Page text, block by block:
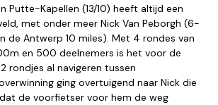
Putte-Kapellen (13/10) heeft altijd een
met onder meer Nick Van Peborgh (6-
de Antwerp 10 miles). Met 4 rondes van
en 500 deelnemers is het voor de
rondjes al navigeren tussen
ging overtuigend naar Nick die
de voorfietser voor hem de weg